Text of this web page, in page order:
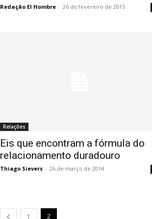
Redação El Hombre - 26 de fevereiro de 2015
Relações
Eis que encontram a fórmula do
relacionamento duradouro
Thiago Sievers - 26 de março de 2014
1 2